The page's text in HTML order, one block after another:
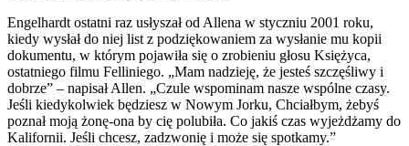
Engelhardt ostatni raz usłyszał od Allena w styczniu 2001 roku,
kiedy wysłał do niej list z podziękowaniem za wysłanie mu kopii
dokumentu, w którym pojawiła się o zrobieniu głosu Księżyca,
ostatniego filmu Felliniego. „Mam nadzieję, że jesteś szczęśliwy i
dobrze” – napisał Allen. „Czule wspominam nasze wspólne czasy.
Jeśli kiedykolwiek będziesz w Nowym Jorku, Chciałbym, żebyś
poznał moją żonę-ona by cię polubiła. Co jakiś czas wyjeżdżamy do
Kalifornii. Jeśli chcesz, zadzwonię i może się spotkamy.”